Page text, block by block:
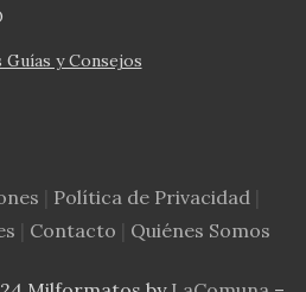
Guías y Consejos
Política de Privacidad
Contacto Quiénes Somos